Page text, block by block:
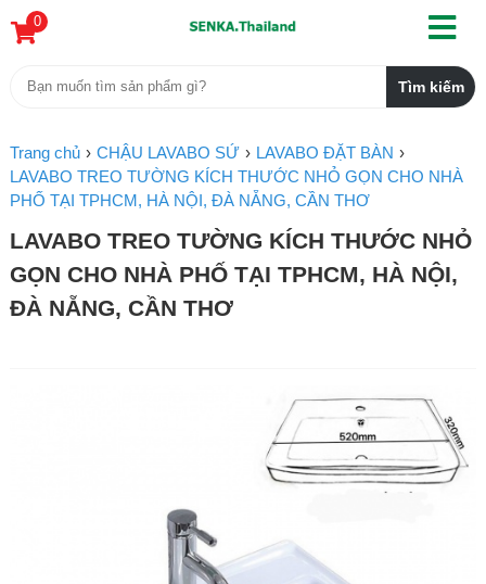
0
Trang chủ CHẬU LAVABO SỨ
LAVABO ĐẶT BÀN
LAVABO TREO TƯỜNG KÍCH THƯỚC NHỎ GỌN CHO NHÀ
PHỐ TẠI TPHCM, HÀ NỘI, ĐÀ NẴNG, CẦN THƠ
LAVABO TREO TƯỜNG KÍCH THƯỚC NHỎ
GỌN CHO NHÀ PHỐ TẠI TPHCM, HÀ NỘI,
ĐÀ NẴNG, CẦN THƠ